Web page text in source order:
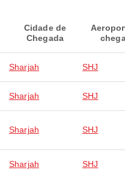
Cidade de
Chegada
Sharjah SHJ
Sharjah SHJ
Sharjah SHJ
Sharjah SHJ